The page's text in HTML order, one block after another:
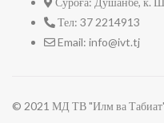
Тел: 37 2214913
Email: info@ivt.tj
© 2021 МД ТВ "Илм ва